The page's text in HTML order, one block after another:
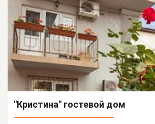
"Кристина" гостевой дом